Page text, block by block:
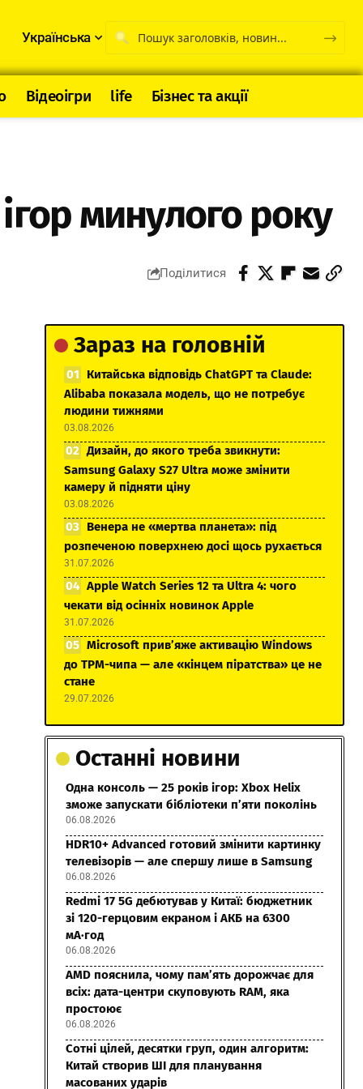
Українська
Відеоігри life Бізнес та акції
минулого року
Поділитися
Зараз на головній
Китайська відповідь ChatGPT та Claude:
Alibaba показала модель, що не потребує
людини тижнями
03.08.2026
Дизайн, до якого треба звикнути:
Samsung Galaxy S27 Ultra може змінити
камеру й підняти ціну
03.08.2026
Венера не «мертва планета»: під
розпеченою поверхнею досі щось рухається
31.07.2026
Apple Watch Series 12 та Ultra 4: чого
чекати від осінніх новинок Apple
31.07.2026
Microsoft прив’яже активацію Windows
до TPM-чипа — але «кінцем піратства» це не
стане
29.07.2026
Останні новини
Одна консоль — 25 років ігор: Xbox Helix
зможе запускати бібліотеки п’яти поколінь
06.08.2026
HDR10+ Advanced готовий змінити картинку
телевізорів — але спершу лише в Samsung
06.08.2026
Redmi 17 5G дебютував у Китаї: бюджетник
зі 120-герцовим екраном і АКБ на 6300
мА·год
06.08.2026
AMD пояснила, чому пам’ять дорожчає для
всіх: дата-центри скуповують RAM, яка
простоює
06.08.2026
Сотні цілей, десятки груп, один алгоритм:
Китай створив ШІ для планування
масованих ударів